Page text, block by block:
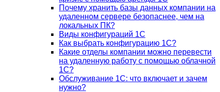
Почему хранить базы данных компании на
удаленном сервере безопаснее, чем на
локальных ПК?
Виды конфигураций 1С
Как выбрать конфигурацию 1С?
Какие отделы компании можно перевести
на удаленную работу с помощью облачной
1С?
Обслуживание 1С: что включает и зачем
нужно?